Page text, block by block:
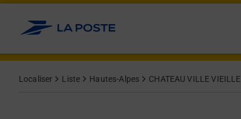
Allez au contenu
Localiser Liste Hautes-Alpes CHATEAU VILLE VIEILLE
Afficher ou masquer la réponse
Afficher ou masquer la réponse
Afficher ou masquer la réponse